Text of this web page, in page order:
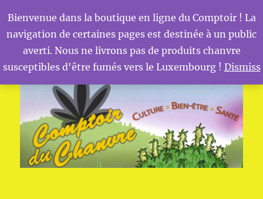
Comptoir du Chanvre
MENU
Bienvenue dans la boutique en ligne du Comptoir ! La
navigation de certaines pages est destinée à un public
averti. Nous ne livrons pas de produits chanvre
susceptibles d'être fumés vers le Luxembourg ! Dismiss